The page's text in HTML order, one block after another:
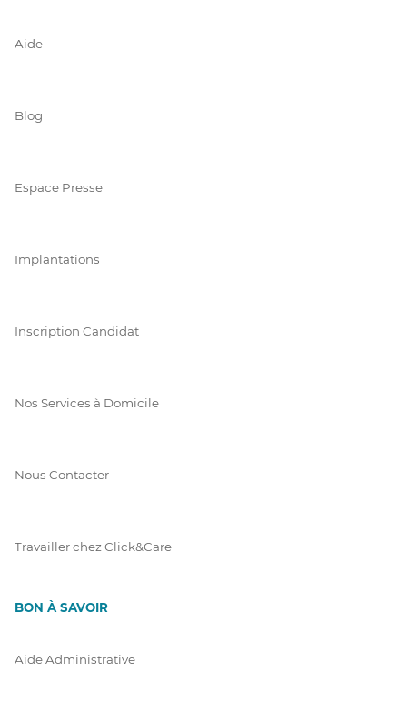
Aide
Blog
Espace Presse
Implantations
Inscription Candidat
Nos Services à Domicile
Nous Contacter
Travailler chez Click&Care
BON À SAVOIR
Aide Administrative